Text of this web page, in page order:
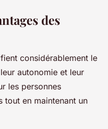
des
considérablement le
autonomie et leur
les personnes
tout en maintenant un